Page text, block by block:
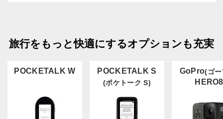
旅行をもっと快適にするオプションも充実
POCKETALK W POCKETALK S
(ポケトーク S)
GoPro(ゴ
HERO8